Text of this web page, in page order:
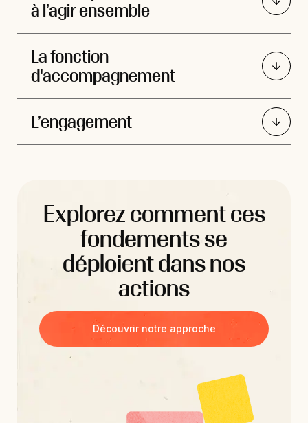
à l’agir ensemble
La fonction
d'accompagnement
L’engagement
Explorez comment ces
fondements se
déploient dans nos
actions
Découvrir notre approche